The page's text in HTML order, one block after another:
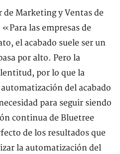
de Marketing y Ventas de
las empresas de
el acabado suele ser un
por alto. Pero la
por lo que la
del acabado
para seguir siendo
continua de Bluetree
de los resultados que
la automatización del